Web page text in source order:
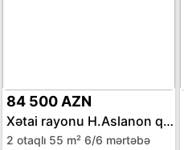
84 500 AZN
Xətai rayonu H.Aslanon qəs.
2 otaqlı 55 m² 6/6 mərtəbə